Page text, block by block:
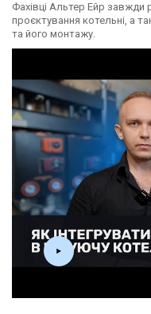
Фахівці Альтер Ейр завжди
проєктування котельні, а
та його монтажу.